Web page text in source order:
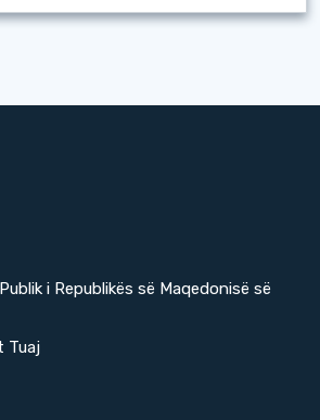
i Republikës së Maqedonisë së
Tuaj